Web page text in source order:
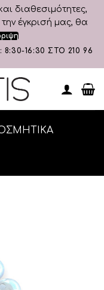
διαθεσιμότητες,
έγκρισή μας, θα
16:30 ΣΤΟ 210 96